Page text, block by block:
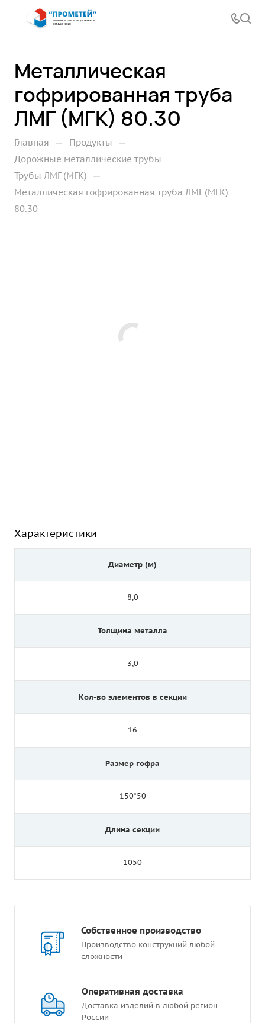
Металлическая
гофрированная труба
ЛМГ (МГК) 80.30
Главная — Продукты —
Дорожные металлические трубы —
Трубы ЛМГ (МГК) —
Металлическая гофрированная труба ЛМГ (МГК)
80.30
Характеристики
Диаметр (м)
8,0
Толщина металла
3,0
Кол-во элементов в секции
16
Размер гофра
150*50
Длина секции
1050
Собственное производство
Производство конструкций любой
сложности
Оперативная доставка
Доставка изделий в любой регион
России